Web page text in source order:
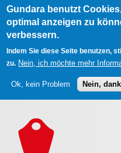
Gundara benutzt
optimal anzeigen zu
verbessern.
Indem Sie diese Seite benutzen,
zu. Nein, ich möchte mehr
Ok, kein Problem Nein,